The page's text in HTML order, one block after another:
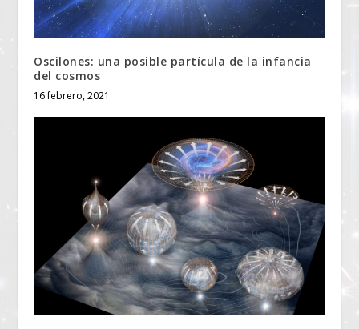
Oscilones: una posible partícula de la infancia
del cosmos
16 febrero, 2021